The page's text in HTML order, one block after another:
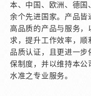
本、中国、欧洲、德
余个先进国家。产品皆
高品质的产品与服务，
求，提升工作效率，
品质认证，且更进一步
保制度，并以维持本公
水准之专业服务。